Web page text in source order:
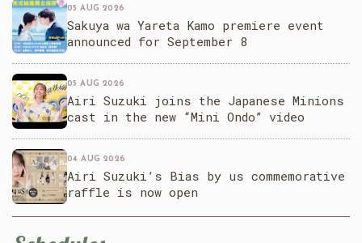
05 AUG 2026
Sakuya wa Yareta Kamo premiere event
announced for September 8
05 AUG 2026
Airi Suzuki joins the Japanese Minions
cast in the new “Mini Ondo” video
04 AUG 2026
Airi Suzuki’s Bias by us commemorative
raffle is now open